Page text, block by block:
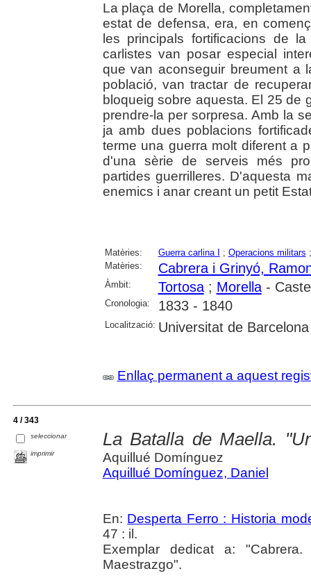
La plaça de Morella,
estat de defensa, era, en
les principals fortificacions de
carlistes van posar especial
que van aconseguir breument a
població, van tractar de
bloqueig sobre aquesta. El 25 de
prendre-la per sorpresa. Amb la
ja amb dues poblacions
terme una guerra molt diferent a
d'una sèrie de serveis més
partides guerrilleres. D'aquesta
enemics i anar creant un petit
Matèries: Guerra carlina I ; Operacions militars
Matèries:
Cabrera i Grinyó,
Àmbit: Tortosa; Morella-
Cronologia: 1833 - 1840
Localització: Universitat de Barcelona
Enllaç permanent a aquest
4 / 343
seleccionar
imprimir
La Batalla de Maella.
Aquillué Domínguez
Aquillué Domínguez, Daniel
En: Desperta Ferro : Historia
47 : il.
Exemplar dedicat a:
Maestrazgo".